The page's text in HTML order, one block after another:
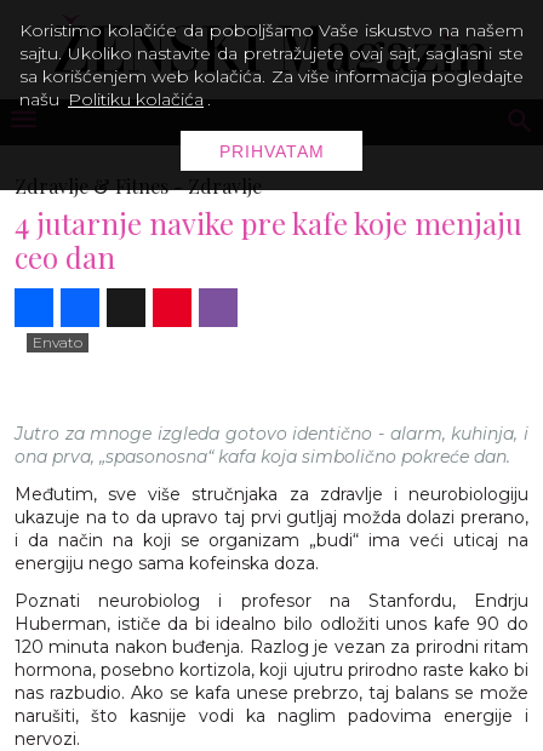
Zdravlje & Fitnes -Zdravlje
4 jutarnje navike pre kafe koje menjaju
ceo dan
Envato
Jutro za mnoge izgleda gotovo identično - alarm, kuhinja, i
ona prva, „spasonosna“ kafa koja simbolično pokreće dan.
Međutim, sve više stručnjaka za zdravlje i neurobiologiju
ukazuje na to da upravo taj prvi gutljaj možda dolazi prerano,
i da način na koji se organizam „budi“ ima veći uticaj na
energiju nego sama kofeinska doza.
Poznati neurobiolog i profesor na Stanfordu, Endrju
Huberman, ističe da bi idealno bilo odložiti unos kafe 90 do
120 minuta nakon buđenja. Razlog je vezan za prirodni ritam
hormona, posebno kortizola, koji ujutru prirodno raste kako bi
nas razbudio. Ako se kafa unese prebrzo, taj balans se može
narušiti, što kasnije vodi ka naglim padovima energije i
nervozi.
Koristimo kolačiće da poboljšamo Vaše iskustvo na našem
sajtu. Ukoliko nastavite da pretražujete ovaj sajt, saglasni ste
sa korišćenjem web kolačića. Za više informacija pogledajte
našu Politiku kolačića .
PRIHVATAM